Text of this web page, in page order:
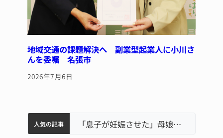
地域交通の課題解決へ 副業型起業人に小川さ
んを委嘱 名張市
2026年7月6日
人気の記事
名張市水道料金47％値上げへ 答申案、審議会で大筋まとまる
器物損壊容疑で83歳女逮捕 伊賀署
中学校の陶壁モニュメント 地元建設会社がボランティアで清掃 伊賀名張市立病院のDMAT、熊本地震の被災地へ 能登以来3回目の派遣 「息子が妊娠させた」母娘だまされ400万円詐欺被害 名張